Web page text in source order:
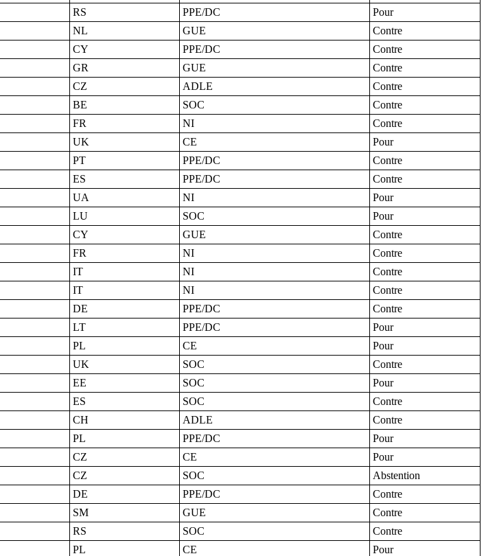
RS PPE/DC
Pour
NL GUE
Contre
CY PPE/DC
Contre
GR GUE
Contre
CZ ADLE
Contre
BE SOC
Contre
FR NI
Contre
UK CE
Pour
PT PPE/DC
Contre
ES PPE/DC
Contre
UA NI
Pour
LU SOC
Pour
CY GUE
Contre
FR NI
Contre
IT NI
Contre
IT NI
Contre
DE PPE/DC
Contre
LT PPE/DC
Pour
PL CE
Pour
UK SOC
Contre
EE SOC
Pour
ES SOC
Contre
CH ADLE
Contre
PL PPE/DC
Pour
CZ CE
Pour
CZ SOC
Abstention
DE PPE/DC
Contre
SM GUE
Contre
RS SOC
Contre
PL CE
Pour